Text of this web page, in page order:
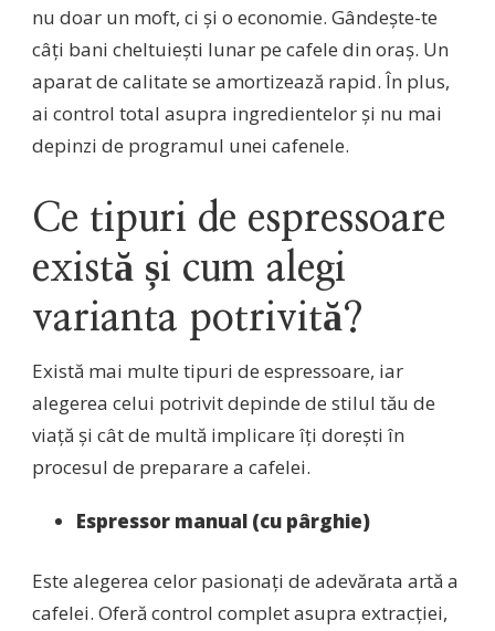
nu doar un moft, ci și o economie. Gândește-te
câți bani cheltuiești lunar pe cafele din oraș. Un
aparat de calitate se amortizează rapid. În plus,
ai control total asupra ingredientelor și nu mai
depinzi de programul unei cafenele.
Ce tipuri de espressoare
există și cum alegi
varianta potrivită?
Există mai multe tipuri de espressoare, iar
alegerea celui potrivit depinde de stilul tău de
viață și cât de multă implicare îți dorești în
procesul de preparare a cafelei.
Espressor manual (cu pârghie)
Este alegerea celor pasionați de adevărata artă a
cafelei. Oferă control complet asupra extracției,